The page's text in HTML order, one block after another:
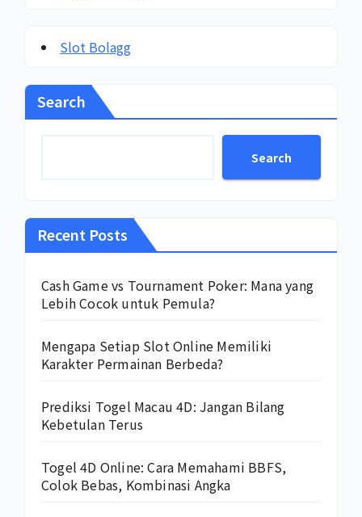
Slot Bolagg
Search
Search
Recent Posts
Cash Game vs Tournament Poker: Mana yang
Lebih Cocok untuk Pemula?
Mengapa Setiap Slot Online Memiliki
Karakter Permainan Berbeda?
Prediksi Togel Macau 4D: Jangan Bilang
Kebetulan Terus
Togel 4D Online: Cara Memahami BBFS,
Colok Bebas, Kombinasi Angka